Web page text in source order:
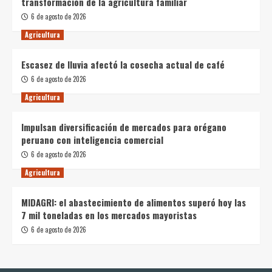
6 de agosto de 2026
Agricultura
Escasez de lluvia afectó la cosecha actual de café
6 de agosto de 2026
Agricultura
Impulsan diversificación de mercados para orégano
peruano con inteligencia comercial
6 de agosto de 2026
Agricultura
MIDAGRI: el abastecimiento de alimentos superó hoy las
7 mil toneladas en los mercados mayoristas
6 de agosto de 2026